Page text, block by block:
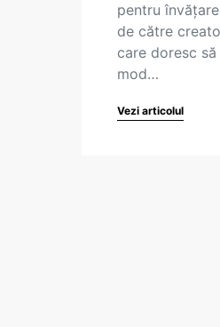
pentru
de către
care doresc
mod…
Vezi articolul